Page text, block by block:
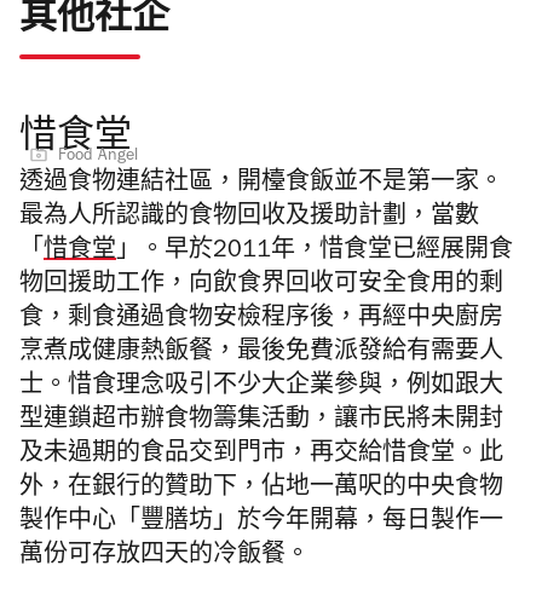
其他社企
惜食堂
Food Angel
透過食物連結社區，開檯食飯並不是第一家。
最為人所認識的食物回收及援助計劃，當數
「 惜食堂」。早於2011年，惜食堂已經展開食
物回援助工作，向飲食界回收可安全食用的剩
食，剩食通過食物安檢程序後，再經中央廚房
烹煮成健康熱飯餐，最後免費派發給有需要人
士。惜食理念吸引不少大企業參與，例如跟大
型連鎖超市辦食物籌集活動，讓市民將未開封
及未過期的食品交到門市，再交給惜食堂。此
外，在銀行的贊助下，佔地一萬呎的中央食物
製作中心「豐膳坊」於今年開幕，每日製作一
萬份可存放四天的冷飯餐。